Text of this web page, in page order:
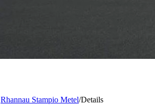
Rhannau Stampio Metel/Details